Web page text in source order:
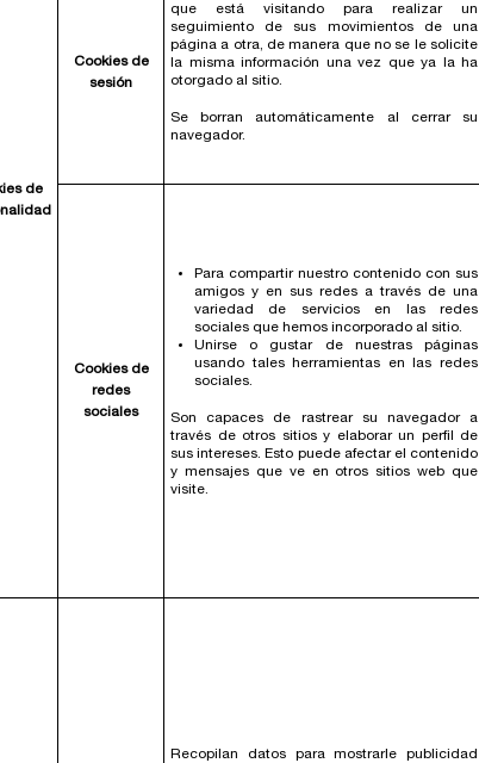
de
Cookies de
sesión
que está visitando para realizar un
seguimiento de sus movimientos de una
página a otra, de manera que no se le solicite
la misma información una vez que ya la ha
otorgado al sitio.
Se borran automáticamente al cerrar su
navegador.
Cookies de
redes
sociales
Para compartir nuestro contenido con sus
amigos y en sus redes a través de una
variedad de servicios en las redes
sociales que hemos incorporado al sitio.
Unirse o gustar de nuestras páginas
usando tales herramientas en las redes
sociales.
Son capaces de rastrear su navegador a
través de otros sitios y elaborar un perfil de
sus intereses. Esto puede afectar el contenido
y mensajes que ve en otros sitios web que
visite.
Recopilan datos para mostrarle publicidad